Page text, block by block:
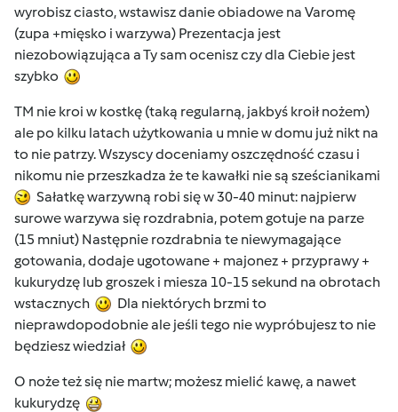
wyrobisz ciasto, wstawisz danie obiadowe na Varomę
(zupa +mięsko i warzywa) Prezentacja jest
niezobowiązująca a Ty sam ocenisz czy dla Ciebie jest
szybko
TM nie kroi w kostkę (taką regularną, jakbyś kroił nożem)
ale po kilku latach użytkowania u mnie w domu już nikt na
to nie patrzy. Wszyscy doceniamy oszczędność czasu i
nikomu nie przeszkadza że te kawałki nie są sześcianikami
Sałatkę warzywną robi się w 30-40 minut: najpierw
surowe warzywa się rozdrabnia, potem gotuje na parze
(15 mniut) Następnie rozdrabnia te niewymagające
gotowania, dodaje ugotowane + majonez + przyprawy +
kukurydzę lub groszek i miesza 10-15 sekund na obrotach
wstacznych
Dla niektórych brzmi to
nieprawdopodobnie ale jeśli tego nie wypróbujesz to nie
będziesz wiedział
O noże też się nie martw; możesz mielić kawę, a nawet
kukurydzę